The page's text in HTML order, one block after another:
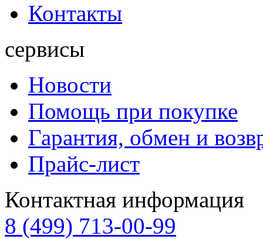
Контакты
сервисы
Новости
Помощь при покупке
Гарантия, обмен и
Прайс-лист
Контактная информация
8 (499) 713-00-99